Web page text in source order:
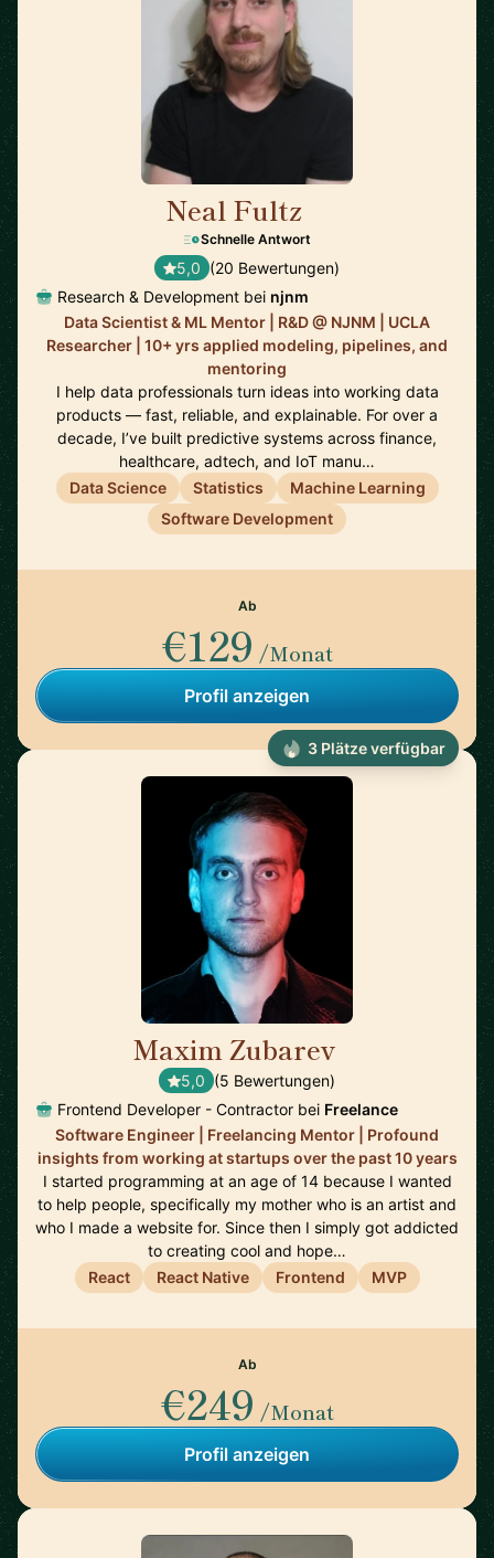
Neal Fultz
Schnelle Antwort
5,0 (20 Bewertungen)
Research & Development bei njnm
Data Scientist & ML Mentor | R&D @ NJNM | UCLA
Researcher | 10+ yrs applied modeling, pipelines, and
mentoring
I help data professionals turn ideas into working data
products — fast, reliable, and explainable. For over a
decade, I’ve built predictive systems across finance,
healthcare, adtech, and IoT manu…
Data Science
Statistics
Machine Learning
Software Development
Ab
€129 /Monat
Profil anzeigen
Maxim Zubarev
5,0 (5 Bewertungen)
Frontend Developer - Contractor bei Freelance
Software Engineer | Freelancing Mentor | Profound
insights from working at startups over the past 10 years
I started programming at an age of 14 because I wanted
to help people, specifically my mother who is an artist and
who I made a website for. Since then I simply got addicted
to creating cool and hope…
React
React Native Frontend MVP
Ab
€249 /Monat
Profil anzeigen
3 Plätze verfügbar